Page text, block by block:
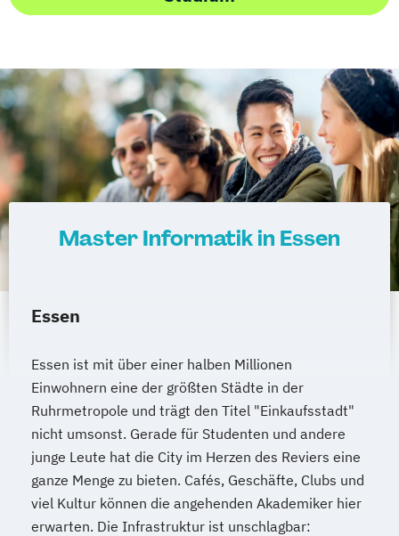
Master Informatik in Essen
Essen
Essen ist mit über einer halben Millionen
Einwohnern eine der größten Städte in der
Ruhrmetropole und trägt den Titel "Einkaufsstadt"
nicht umsonst. Gerade für Studenten und andere
junge Leute hat die City im Herzen des Reviers eine
ganze Menge zu bieten. Cafés, Geschäfte, Clubs und
viel Kultur können die angehenden Akademiker hier
erwarten. Die Infrastruktur ist unschlagbar: